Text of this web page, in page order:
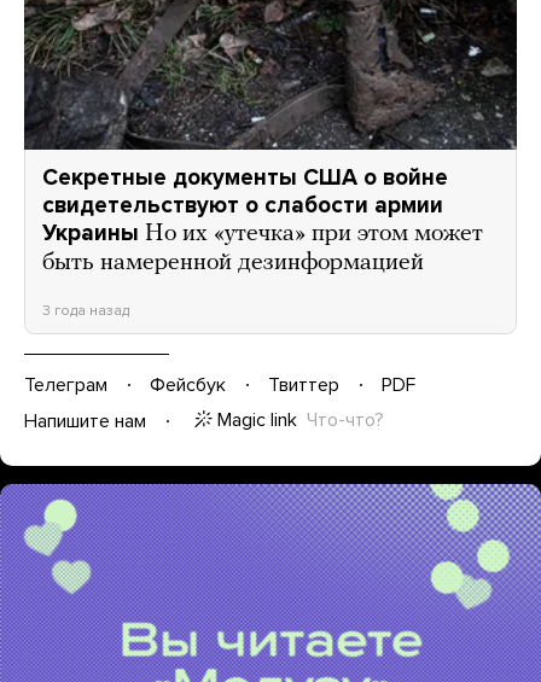
Секретные документы США о войне
свидетельствуют о слабости армии
Украины Но их «утечка» при этом может
быть намеренной дезинформацией
3 года назад
Телеграм Фейсбук Твиттер
PDF
Напишите нам
Magic link Что-что?